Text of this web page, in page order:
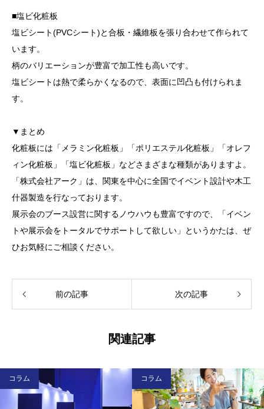
■塩ビ化粧板
塩ビシート(PVCシート)と合板・繊維板を張り合わせて作られて
います。
柄のバリエーションが豊富で加工性も高いです。
塩ビシートは熱で柔らかくなるので、表面に凹凸も付けられま
す。
▼まとめ
化粧板には「メラミン化粧板」「ポリエステル化粧板」「オレフ
ィン化粧板」「塩ビ化粧板」などさまざまな種類がありますよ。
「株式会社アーク」は、関東を中心に全国でイベント設計や木工
什器製造を行なっております。
展示会のブース設営に関するノウハウも豊富ですので、「イベン
トや展示会をトータルでサポートして欲しい」というかたは、ぜ
ひお気軽にご相談ください。
前の記事 次の記事
関連記事
コラム コラム